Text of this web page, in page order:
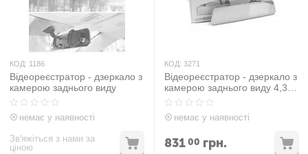
КОД: 1186
Відеореєстратор - дзеркало з
камерою заднього виду
немає у наявності
Зв'яжіться з нами за
ціною
КОД: 3271
Відеореєстратор - дзеркало з
камерою заднього виду 4,3"
DVR A29
немає у наявності
83100 грн.